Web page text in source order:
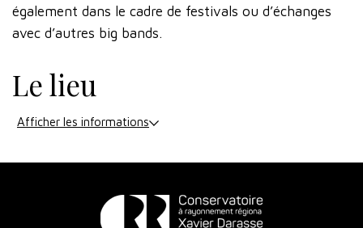
également dans le cadre de festivals ou d’échanges
avec d’autres big bands.
Le lieu
Afficher les informations